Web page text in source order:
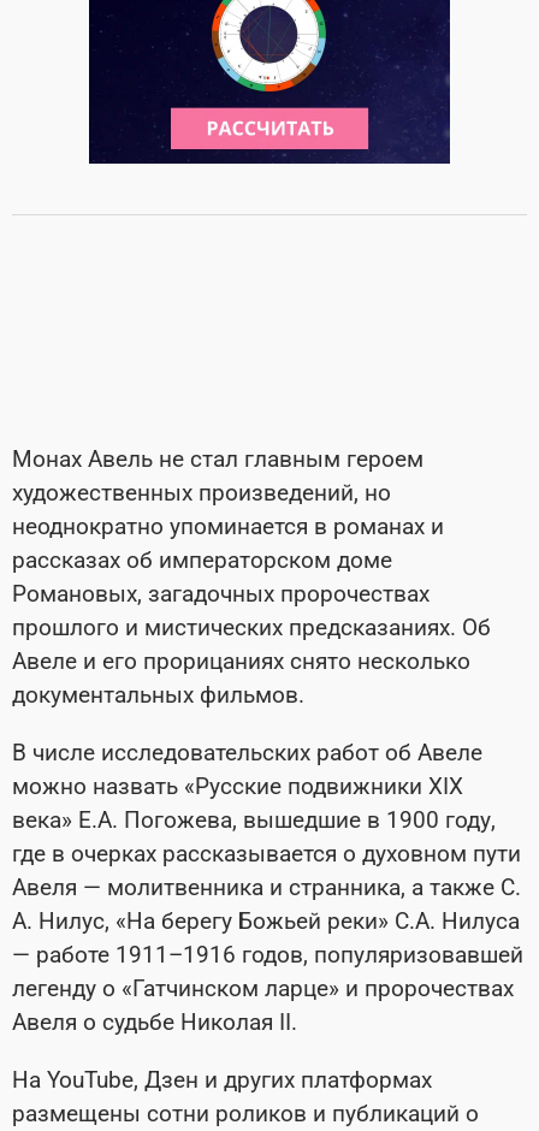
Монах Авель не стал главным героем
художественных произведений, но
неоднократно упоминается в романах и
рассказах об императорском доме
Романовых, загадочных пророчествах
прошлого и мистических предсказаниях. Об
Авеле и его прорицаниях снято несколько
документальных фильмов.
В числе исследовательских работ об Авеле
можно назвать «Русские подвижники XIX
века» Е.А. Погожева, вышедшие в 1900 году,
где в очерках рассказывается о духовном пути
Авеля — молитвенника и странника, а также С.
А. Нилус, «На берегу Божьей реки» С.А. Нилуса
— работе 1911–1916 годов, популяризовавшей
легенду о «Гатчинском ларце» и пророчествах
Авеля о судьбе Николая II.
На YouTube, Дзен и других платформах
размещены сотни роликов и публикаций о